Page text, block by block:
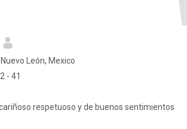
León, Mexico
- 41
respetuoso y de buenos sentimientos